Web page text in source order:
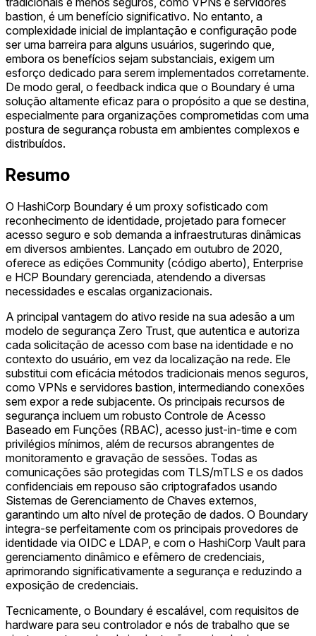
bastion, é um benefício significativo. No entanto, a
complexidade inicial de implantação e configuração pode
ser uma barreira para alguns usuários, sugerindo que,
embora os benefícios sejam substanciais, exigem um
esforço dedicado para serem implementados corretamente.
De modo geral, o feedback indica que o Boundary é uma
solução altamente eficaz para o propósito a que se destina,
especialmente para organizações comprometidas com uma
postura de segurança robusta em ambientes complexos e
distribuídos.
Resumo
O HashiCorp Boundary é um proxy sofisticado com
reconhecimento de identidade, projetado para fornecer
acesso seguro e sob demanda a infraestruturas dinâmicas
em diversos ambientes. Lançado em outubro de 2020,
oferece as edições Community (código aberto), Enterprise
e HCP Boundary gerenciada, atendendo a diversas
necessidades e escalas organizacionais.
A principal vantagem do ativo reside na sua adesão a um
modelo de segurança Zero Trust, que autentica e autoriza
cada solicitação de acesso com base na identidade e no
contexto do usuário, em vez da localização na rede. Ele
substitui com eficácia métodos tradicionais menos seguros,
como VPNs e servidores bastion, intermediando conexões
sem expor a rede subjacente. Os principais recursos de
segurança incluem um robusto Controle de Acesso
Baseado em Funções (RBAC), acesso just-in-time e com
privilégios mínimos, além de recursos abrangentes de
monitoramento e gravação de sessões. Todas as
comunicações são protegidas com TLS/mTLS e os dados
confidenciais em repouso são criptografados usando
Sistemas de Gerenciamento de Chaves externos,
garantindo um alto nível de proteção de dados. O Boundary
integra-se perfeitamente com os principais provedores de
identidade via OIDC e LDAP, e com o HashiCorp Vault para
gerenciamento dinâmico e efêmero de credenciais,
aprimorando significativamente a segurança e reduzindo a
exposição de credenciais.
Tecnicamente, o Boundary é escalável, com requisitos de
hardware para seu controlador e nós de trabalho que se